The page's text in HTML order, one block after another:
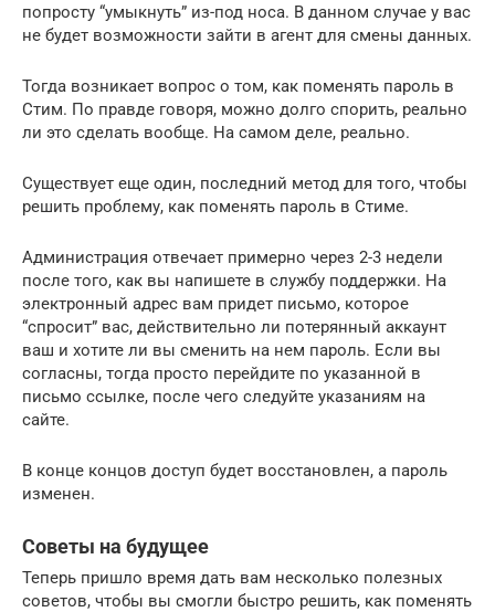
попросту “умыкнуть” из-под носа. В данном случае у вас
не будет возможности зайти в агент для смены данных.
Тогда возникает вопрос о том, как поменять пароль в
Стим. По правде говоря, можно долго спорить, реально
ли это сделать вообще. На самом деле, реально.
Существует еще один, последний метод для того, чтобы
решить проблему, как поменять пароль в Стиме.
Администрация отвечает примерно через 2-3 недели
после того, как вы напишете в службу поддержки. На
электронный адрес вам придет письмо, которое
“спросит” вас, действительно ли потерянный аккаунт
ваш и хотите ли вы сменить на нем пароль. Если вы
согласны, тогда просто перейдите по указанной в
письмо ссылке, после чего следуйте указаниям на
сайте.
В конце концов доступ будет восстановлен, а пароль
изменен.
Советы на будущее
Теперь пришло время дать вам несколько полезных
советов, чтобы вы смогли быстро решить, как поменять